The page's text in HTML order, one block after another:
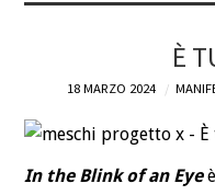
UN MANIFESTO: IL
È
18 MARZO 2024
In the Blink of an Eye